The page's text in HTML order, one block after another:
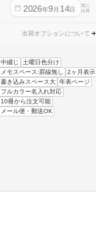
2026年9 月 14日
迄に
出荷
出荷オプションについて
中綴じ
土曜日色分け
メモスペース:罫線無し
2ヶ月表示
書き込みスペース大 年表ページ
フルカラー名入れ対応
10冊から注文可能
メール便・郵送OK